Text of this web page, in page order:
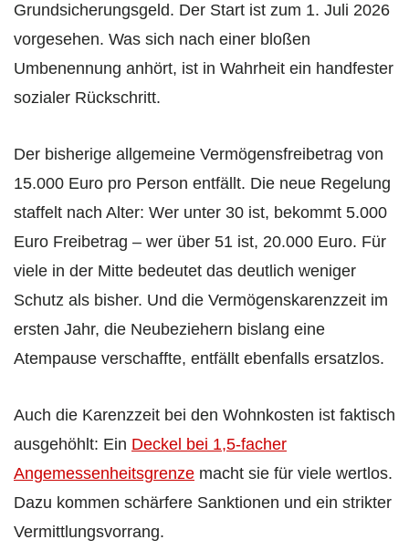
Grundsicherungsgeld. Der Start ist zum 1. Juli 2026
vorgesehen. Was sich nach einer bloßen
Umbenennung anhört, ist in Wahrheit ein handfester
sozialer Rückschritt.
Der bisherige allgemeine Vermögensfreibetrag von
15.000 Euro pro Person entfällt. Die neue Regelung
staffelt nach Alter: Wer unter 30 ist, bekommt 5.000
Euro Freibetrag – wer über 51 ist, 20.000 Euro. Für
viele in der Mitte bedeutet das deutlich weniger
Schutz als bisher. Und die Vermögenskarenzzeit im
ersten Jahr, die Neubeziehern bislang eine
Atempause verschaffte, entfällt ebenfalls ersatzlos.
Auch die Karenzzeit bei den Wohnkosten ist faktisch
ausgehöhlt: Ein Deckel bei 1,5-facher
Angemessenheitsgrenze macht sie für viele wertlos.
Dazu kommen schärfere Sanktionen und ein strikter
Vermittlungsvorrang.